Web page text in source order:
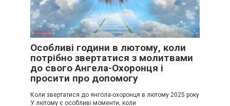
Особливі години в лютому, коли
потрібно звертатися з молитвами
до свого Ангела-Охоронця і
просити про допомогу
Коли звертатися до янгола-охоронця в лютому 2025 року
У лютому є особливі моменти, коли